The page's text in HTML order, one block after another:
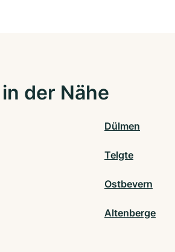
der Nähe
Dülmen
Telgte
Ostbevern
Altenberge